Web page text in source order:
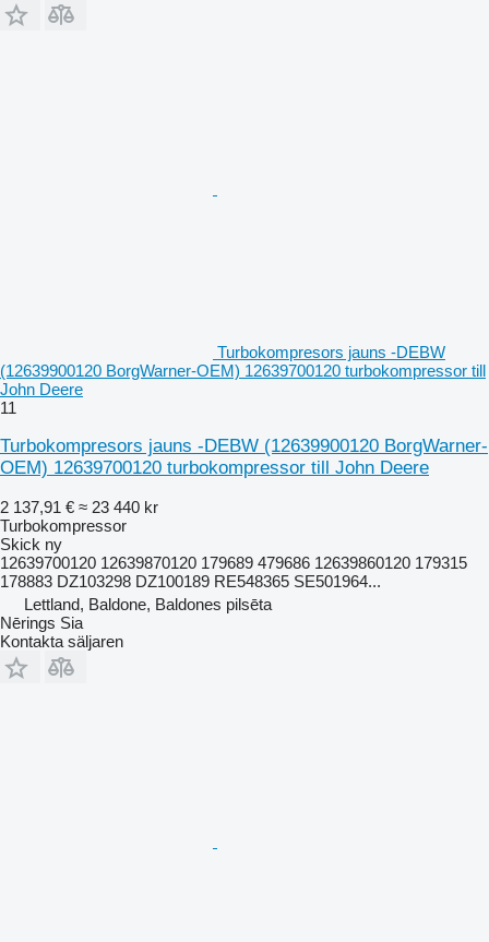
Turbokompresors jauns -DEBW
(12639900120 BorgWarner-OEM) 12639700120 turbokompressor till
John Deere
11
Turbokompresors jauns -DEBW (12639900120 BorgWarner-
OEM) 12639700120 turbokompressor till John Deere
2 137,91 € ≈ 23 440 kr
Turbokompressor
Skick ny
12639700120 12639870120 179689 479686 12639860120 179315
178883 DZ103298 DZ100189 RE548365 SE501964...
Lettland, Baldone, Baldones pilsēta
Nērings Sia
Kontakta säljaren